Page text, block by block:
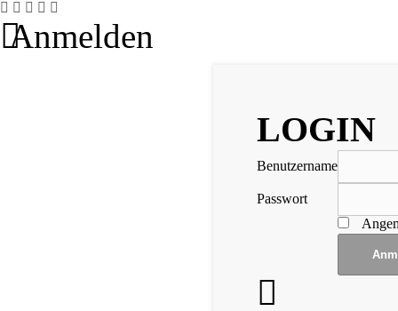
Anmelden
LOGIN
Benutzername
Passwort